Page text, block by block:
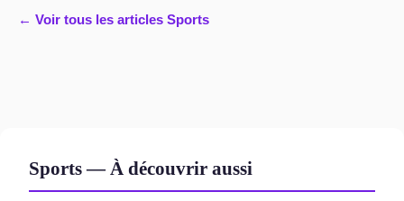
← Voir tous les articles Sports
Sports — À découvrir aussi